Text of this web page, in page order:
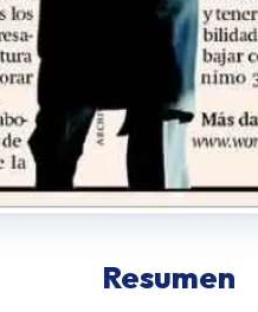
Resumen